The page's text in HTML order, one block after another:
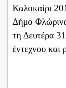
Καλοκαίρι
Δήμο
τη Δευτέρα
έντεχνου